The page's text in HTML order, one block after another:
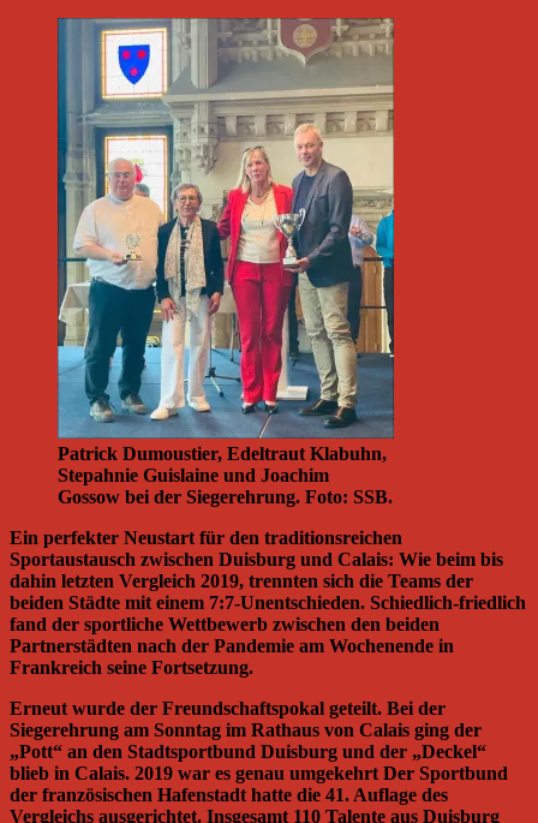
Patrick Dumoustier, Edeltraut Klabuhn,
Stepahnie Guislaine und Joachim
Gossow bei der Siegerehrung. Foto: SSB.
Ein perfekter Neustart für den traditionsreichen
Sportaustausch zwischen Duisburg und Calais: Wie beim bis
dahin letzten Vergleich 2019, trennten sich die Teams der
beiden Städte mit einem 7:7-Unentschieden. Schiedlich-friedlich
fand der sportliche Wettbewerb zwischen den beiden
Partnerstädten nach der Pandemie am Wochenende in
Frankreich seine Fortsetzung.
Erneut wurde der Freundschaftspokal geteilt. Bei der
Siegerehrung am Sonntag im Rathaus von Calais ging der
„Pott“ an den Stadtsportbund Duisburg und der „Deckel“
blieb in Calais. 2019 war es genau umgekehrt Der Sportbund
der französischen Hafenstadt hatte die 41. Auflage des
Vergleichs ausgerichtet. Insgesamt 110 Talente aus Duisburg